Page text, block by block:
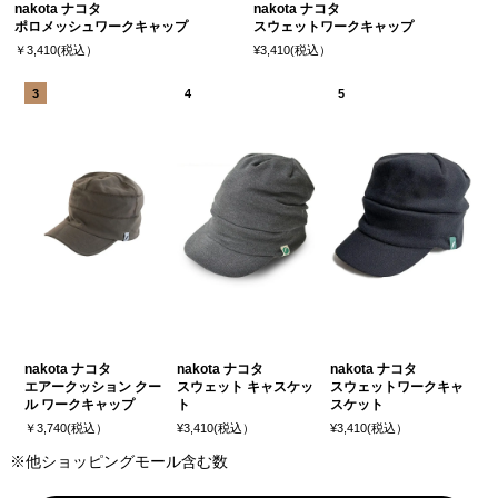
nakota ナコタ
ポロメッシュワークキャップ
￥3,410(税込）
nakota ナコタ
スウェットワークキャップ
¥3,410(税込）
nakota ナコタ
エアークッション クー
ル ワークキャップ
￥3,740(税込）
nakota ナコタ
スウェット キャスケッ
ト
¥3,410(税込）
nakota ナコタ
スウェットワークキャ
スケット
¥3,410(税込）
※他ショッピングモール含む数